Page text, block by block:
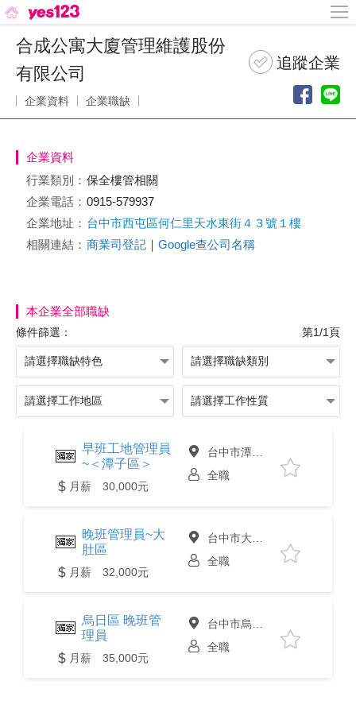
合成公寓大廈管理維護股份
有限公司
企業資料 企業職缺
企業資料
行業類別： 保全樓管相關
企業電話： 0915-579937
企業地址： 台中市西屯區何仁里天水東街４３號１樓
相關連結： 商業司登記 ｜ Google查公司名稱
本企業全部職缺
條件篩選： 第1/1頁
早班工地管理員
~＜潭子區＞
月薪 30,000元
台中市潭子區
全職
晚班管理員~大
肚區
月薪 32,000元
台中市大肚區
全職
烏日區 晚班管
理員
月薪 35,000元
台中市烏日區
全職